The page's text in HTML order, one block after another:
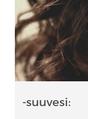
-suuvesi: